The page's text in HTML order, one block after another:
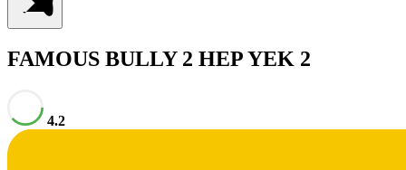
FAMOUS BULLY 2 HEP YEK 2
4.2